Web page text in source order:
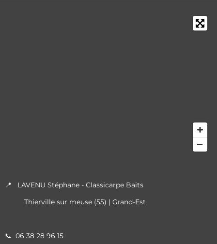
📍 LAVENU Stéphane - Classicarpe Baits
Thierville sur meuse (55) | Grand-Est
📞 06 38 28 96 15